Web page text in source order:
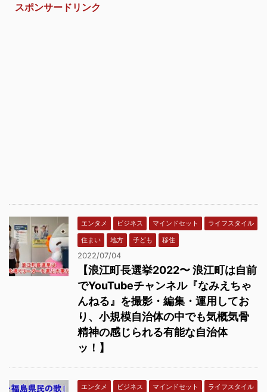
スポンサードリンク
エンタメ ビジネス マインドセット
ライフスタイル
住まい
地方 子ども 移住
2022/07/04
【浪江町長選挙2022〜 浪江町は自前
でYouTubeチャンネル『なみえちゃ
んねる』を撮影・編集・運用してお
り、小規模自治体の中でも気概気骨
精神の感じられる有能な自治体
ッ！】
エンタメ ビジネス マインドセット
ライフスタイル